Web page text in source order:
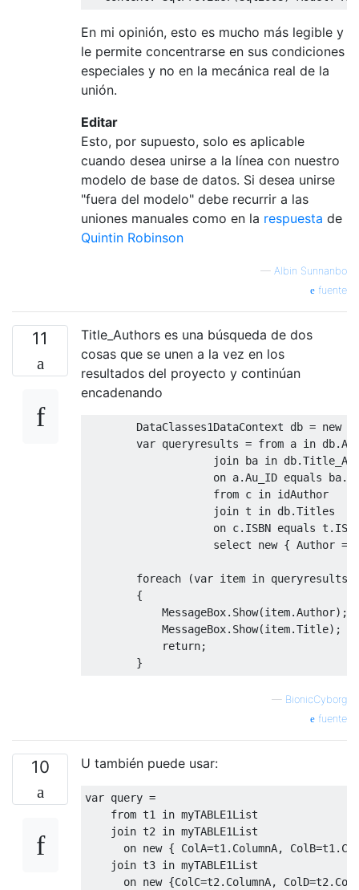
En mi opinión, esto es mucho más legible y
le permite concentrarse en sus condiciones
especiales y no en la mecánica real de la
unión.
Editar
Esto, por supuesto, solo es aplicable
cuando desea unirse a la línea con nuestro
modelo de base de datos. Si desea unirse
"fuera del modelo" debe recurrir a las
uniones manuales como en la respuesta de
Quintin Robinson
— Albin Sunnanbo
fuente
11
Title_Authors es una búsqueda de dos
cosas que se unen a la vez en los
resultados del proyecto y continúan
encadenando
DataClasses1DataContext db = new
var queryresults = from a in db.
join ba in db.
                    on a
.Au_ID equals ba.
from c in idAuthor
join t in db.Titles
                    on c
. ISBN equals t .
select
new { Author =
foreach (var item in queryresults
{
MessageBox. Show(item.Author);
MessageBox. Show(item.Title);
return;
}
— BionicCyborg
fuente
10 U también puede usar:
var query =
from t1 in myTABLE1List
join t2 in myTABLE1List
      on
new { ColA=t1 . ColumnA, ColB=t1 .
join t3 in myTABLE1List
      on
new {ColC=t2 . ColumnA, ColD=t2 .